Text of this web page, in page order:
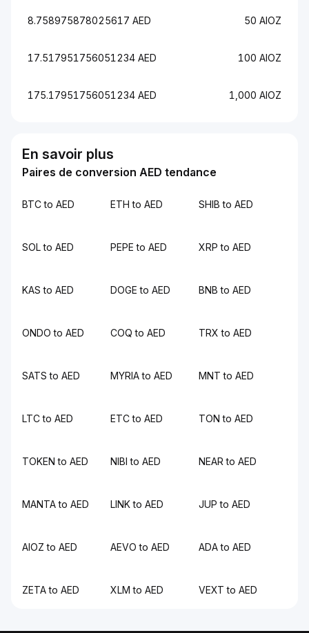
8.758975878025617 AED 50 AIOZ
17.517951756051234 AED 100 AIOZ
175.17951756051234 AED 1,000 AIOZ
En savoir plus
Paires de conversion AED tendance
BTC to AED ETH to AED SHIB to AED
SOL to AED PEPE to AED XRP to AED
KAS to AED DOGE to AED BNB to AED
ONDO to AED COQ to AED TRX to AED
SATS to AED MYRIA to AED MNT to AED
LTC to AED ETC to AED TON to AED
TOKEN to AED NIBI to AED NEAR to AED
MANTA to AED LINK to AED JUP to AED
AIOZ to AED AEVO to AED ADA to AED
ZETA to AED XLM to AED VEXT to AED